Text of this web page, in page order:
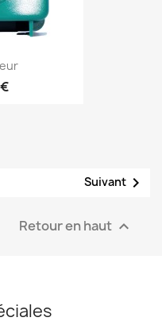
Suivant 
Retour en haut 